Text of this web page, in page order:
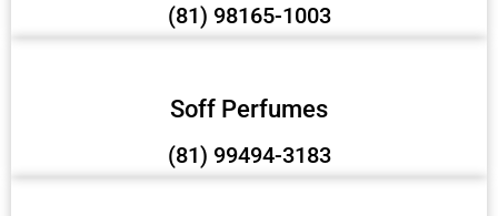
(81) 98165-1003
Soff Perfumes
(81) 99494-3183